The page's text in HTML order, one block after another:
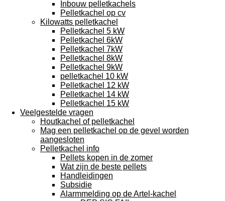
Inbouw pelletkachels
Pelletkachel op cv
Kilowatts pelletkachel
Pelletkachel 5 kW
Pelletkachel 6kW
Pelletkachel 7kW
Pelletkachel 8kW
Pelletkachel 9kW
pelletkachel 10 kW
Pelletkachel 12 kW
Pelletkachel 14 kW
Pelletkachel 15 kW
Veelgestelde vragen
Houtkachel of pelletkachel
Mag een pelletkachel op de gevel worden
aangesloten
Pelletkachel info
Pellets kopen in de zomer
Wat zijn de beste pellets
Handleidingen
Subsidie
Alarmmelding op de Artel-kachel